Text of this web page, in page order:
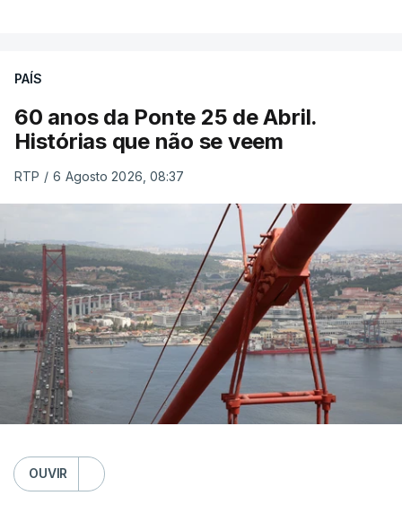
PAÍS
60 anos da Ponte 25 de Abril.
Histórias que não se veem
RTP / 6 Agosto 2026, 08:37
OUVIR